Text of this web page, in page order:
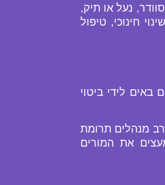
נעל או תיק,
חינוכי, טיפול
לידי ביטוי
מנהלים תרומת
הנכונה, מעצים את המורים